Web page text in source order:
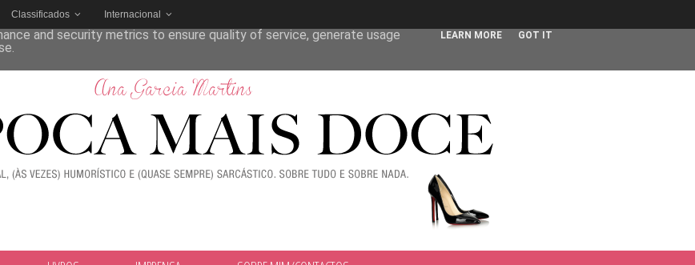
Classificados Internacional
its services and to analyze traffic. Your IP address and user-agent
and security metrics to ensure quality of service, generate usage
LEARN MORE GOT IT